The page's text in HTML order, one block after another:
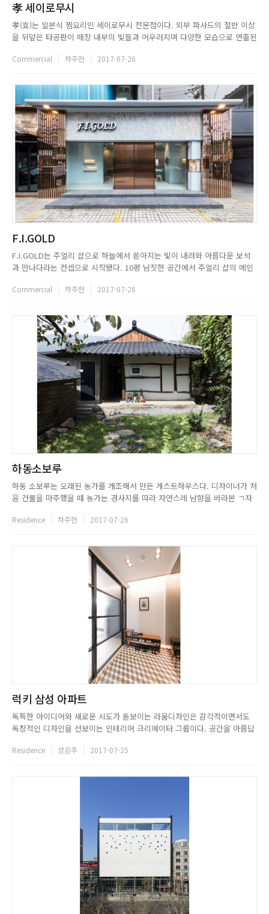
孝 세이로무시
孝(효)는 일본식 찜요리인 세이로무시 전문점이다. 외부 파사드의 절반 이상
을 뒤덮은 타공판이 매장 내부의 빛들과 어우러지며 다양한 모습으로 연출된
되며 고유한 존재감을 드러낸다. 디자이너는 일식당인 점을 고려해 구조목으
Commercial 차주헌 2017-07-26
F.I.GOLD
F.I.GOLD는 주얼리 샵으로 하늘에서 쏟아지는 빛이 내려와 아름다운 보석
과 만나다라는 컨셉으로 시작됐다. 10평 남짓한 공간에서 주얼리 샵의 메인
과제였다. F.I.GOLD는 상가가 즐비한 도심 거리에 위치해있다. 디자이너는
Commercial 차주헌 2017-07-26
하동소보루
하동 소보루는 오래된 농가를 개조해서 만든 게스트하우스다. 디자이너가 처
음 건물을 마주했을 때 농가는 경사지를 따라 자연스레 남향을 바라본 ㄱ자
의 풍모를 보여주며 서향으로는 지리산 풍경이 펼쳐져 있었다. 디자이너는
Residence 차주헌 2017-07-26
럭키 삼성 아파트
독특한 아이디어와 새로운 시도가 돋보이는 라움디자인은 감각적이면서도
독창적인 디자인을 선보이는 인테리어 크리에이터 그룹이다. 공간을 아름답
부터 상업 공간까지 다양한 분야에서 활약하고 있다. 컨셉 기획력부터 디자
Residence 성은주 2017-07-25